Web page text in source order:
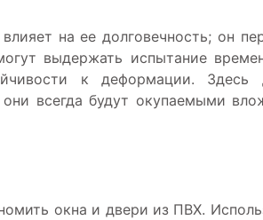
на ее долговечность; он
выдержать испытание
к деформации. Здесь
всегда будут окупаемыми
окна и двери из ПВХ.